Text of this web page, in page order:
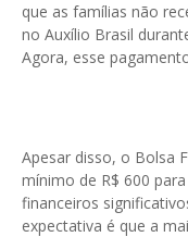
que as famílias não
no Auxílio Brasil
Agora, esse
Apesar disso, o Bolsa
mínimo de R$ 600
financeiros
expectativa é que a